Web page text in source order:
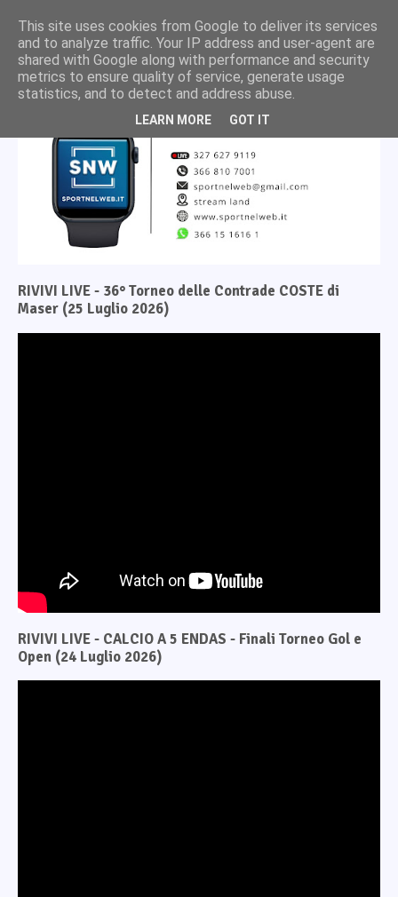
RIVIVI LIVE - 36° Torneo delle Contrade COSTE di
Maser (25 Luglio 2026)
RIVIVI LIVE - CALCIO A 5 ENDAS - Finali Torneo Gol e
Open (24 Luglio 2026)
This site uses cookies from Google to deliver its services
and to analyze traffic. Your IP address and user-agent are
shared with Google along with performance and security
metrics to ensure quality of service, generate usage
statistics, and to detect and address abuse.
LEARN MORE GOT IT